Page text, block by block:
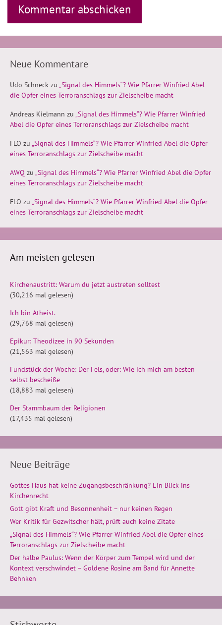
Neue Kommentare
Udo Schneck zu „Signal des Himmels“? Wie Pfarrer Winfried Abel
die Opfer eines Terroranschlags zur Zielscheibe macht
Andreas Kielmann zu „Signal des Himmels“? Wie Pfarrer Winfried
Abel die Opfer eines Terroranschlags zur Zielscheibe macht
FLO zu „Signal des Himmels“? Wie Pfarrer Winfried Abel die Opfer
eines Terroranschlags zur Zielscheibe macht
AWQ zu „Signal des Himmels“? Wie Pfarrer Winfried Abel die Opfer
eines Terroranschlags zur Zielscheibe macht
FLO zu „Signal des Himmels“? Wie Pfarrer Winfried Abel die Opfer
eines Terroranschlags zur Zielscheibe macht
Am meisten gelesen
Kirchenaustritt: Warum du jetzt austreten solltest
(30,216 mal gelesen)
Ich bin Atheist.
(29,768 mal gelesen)
Epikur: Theodizee in 90 Sekunden
(21,563 mal gelesen)
Fundstück der Woche: Der Fels, oder: Wie ich mich am besten
selbst bescheiße
(18,883 mal gelesen)
Der Stammbaum der Religionen
(17,435 mal gelesen)
Neue Beiträge
Gottes Haus hat keine Zugangsbeschränkung? Ein Blick ins
Kirchenrecht
Gott gibt Kraft und Besonnenheit – nur keinen Regen
Wer Kritik für Gezwitscher hält, prüft auch keine Zitate
„Signal des Himmels“? Wie Pfarrer Winfried Abel die Opfer eines
Terroranschlags zur Zielscheibe macht
Der halbe Paulus: Wenn der Körper zum Tempel wird und der
Kontext verschwindet – Goldene Rosine am Band für Annette
Behnken